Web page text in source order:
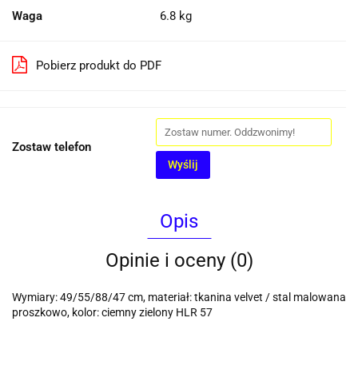
Waga 6.8 kg
Pobierz produkt do PDF
Zostaw telefon
Wyślij
Opis
Opinie i oceny (0)
Wymiary: 49/55/88/47 cm, materiał: tkanina velvet / stal malowana
proszkowo, kolor: ciemny zielony HLR 57